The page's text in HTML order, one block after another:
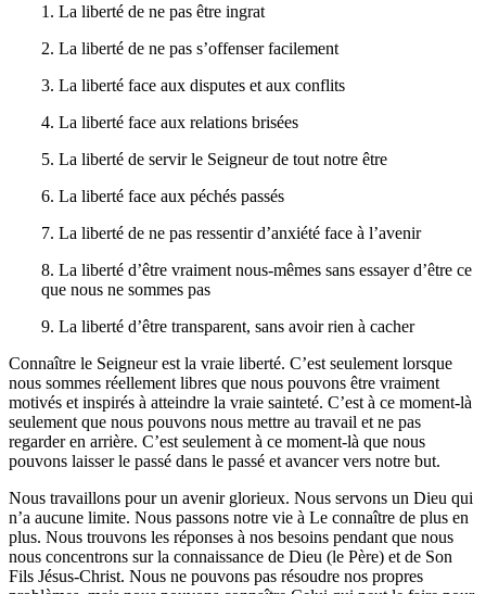
1. La liberté de ne pas être ingrat
2. La liberté de ne pas s’offenser facilement
3. La liberté face aux disputes et aux conflits
4. La liberté face aux relations brisées
5. La liberté de servir le Seigneur de tout notre être
6. La liberté face aux péchés passés
7. La liberté de ne pas ressentir d’anxiété face à l’avenir
8. La liberté d’être vraiment nous-mêmes sans essayer d’être ce
que nous ne sommes pas
9. La liberté d’être transparent, sans avoir rien à cacher
Connaître le Seigneur est la vraie liberté. C’est seulement lorsque
nous sommes réellement libres que nous pouvons être vraiment
motivés et inspirés à atteindre la vraie sainteté. C’est à ce moment-là
seulement que nous pouvons nous mettre au travail et ne pas
regarder en arrière. C’est seulement à ce moment-là que nous
pouvons laisser le passé dans le passé et avancer vers notre but.
Nous travaillons pour un avenir glorieux. Nous servons un Dieu qui
n’a aucune limite. Nous passons notre vie à Le connaître de plus en
plus. Nous trouvons les réponses à nos besoins pendant que nous
nous concentrons sur la connaissance de Dieu (le Père) et de Son
Fils Jésus-Christ. Nous ne pouvons pas résoudre nos propres